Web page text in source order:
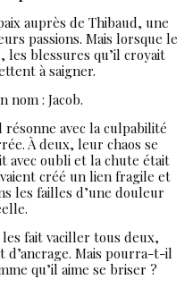
auprès de Thibaud, une
passions. Mais lorsque le
les blessures qu’il croyait
à saigner.
nom : Jacob.
avec la culpabilité
À deux, leur chaos se
avec oubli et la chute était
créé un lien fragile et
les failles d’une douleur
les fait vaciller tous deux,
Mais pourra-t-il
qu’il aime se briser ?